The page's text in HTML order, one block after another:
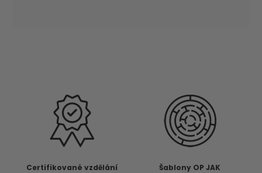
Certifikované vzdělání
Šablony OP JAK